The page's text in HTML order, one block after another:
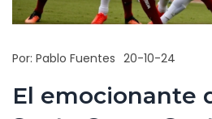
Por: Pablo Fuentes 20-10-24
El emocionante